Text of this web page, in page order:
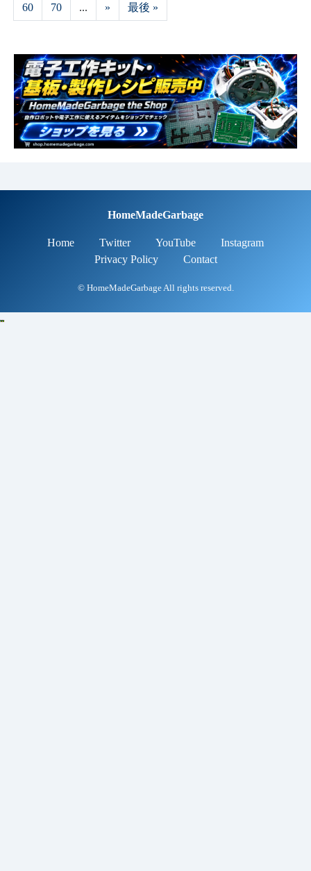
60 70 ... » 最後 »
HomeMadeGarbage
Home Twitter YouTube
Instagram
Privacy Policy
Contact
© HomeMadeGarbage All rights reserved.